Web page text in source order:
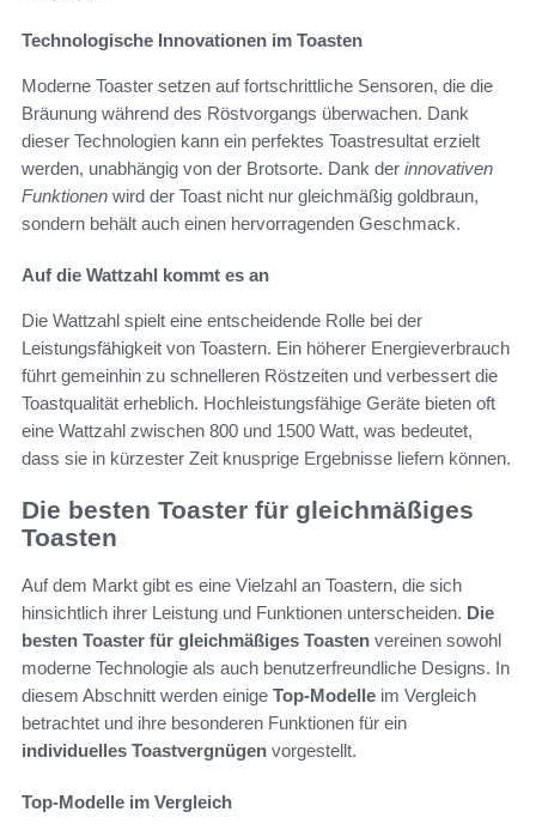
Technologische Innovationen im Toasten
Moderne Toaster setzen auf fortschrittliche Sensoren, die die
Bräunung während des Röstvorgangs überwachen. Dank
dieser Technologien kann ein perfektes Toastresultat erzielt
werden, unabhängig von der Brotsorte. Dank der innovativen
Funktionen wird der Toast nicht nur gleichmäßig goldbraun,
sondern behält auch einen hervorragenden Geschmack.
Auf die Wattzahl kommt es an
Die Wattzahl spielt eine entscheidende Rolle bei der
Leistungsfähigkeit von Toastern. Ein höherer Energieverbrauch
führt gemeinhin zu schnelleren Röstzeiten und verbessert die
Toastqualität erheblich. Hochleistungsfähige Geräte bieten oft
eine Wattzahl zwischen 800 und 1500 Watt, was bedeutet,
dass sie in kürzester Zeit knusprige Ergebnisse liefern können.
Die besten Toaster für gleichmäßiges
Toasten
Auf dem Markt gibt es eine Vielzahl an Toastern, die sich
hinsichtlich ihrer Leistung und Funktionen unterscheiden. Die
besten Toaster für gleichmäßiges Toasten vereinen sowohl
moderne Technologie als auch benutzerfreundliche Designs. In
diesem Abschnitt werden einige Top-Modelle im Vergleich
betrachtet und ihre besonderen Funktionen für ein
individuelles Toastvergnügen vorgestellt.
Top-Modelle im Vergleich